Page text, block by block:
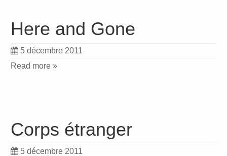
Here and Gone
5 décembre 2011
Read more »
Corps étranger
5 décembre 2011